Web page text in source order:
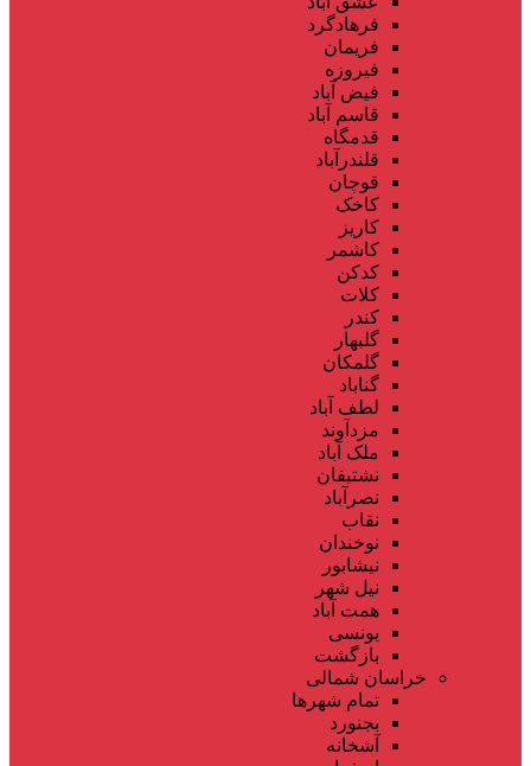
فرهادگرد
فریمان
فیروزه
فیض آباد
قاسم آباد
قدمگاه
قلندرآباد
قوچان
کاخک
کاریز
کاشمر
کدکن
کلات
کندر
گلبهار
گلمکان
گناباد
لطف آباد
مزدآوند
ملک آباد
نشتیفان
نصرآباد
نقاب
نوخندان
نیشابور
نیل شهر
همت آباد
یونسی
بازگشت
خراسان شمالی
تمام شهر‌ها
بجنورد
آشخانه